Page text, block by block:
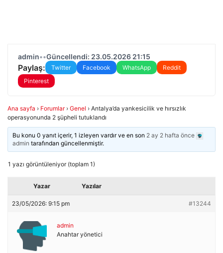
admin••Güncellendi: 23.05.2026 21:15
Paylaş: Twitter Facebook WhatsApp
Reddit
Pinterest
Ana sayfa › Forumlar › Genel › Antalya’da yankesicilik ve hırsızlık
operasyonunda 2 şüpheli tutuklandı
Bu konu 0 yanıt içerir, 1 izleyen vardır ve en son 2 ay 2 hafta önce
admin tarafından güncellenmiştir.
1 yazı görüntüleniyor (toplam 1)
Yazar Yazılar
23/05/2026: 9:15 pm #13244
admin
Anahtar yönetici